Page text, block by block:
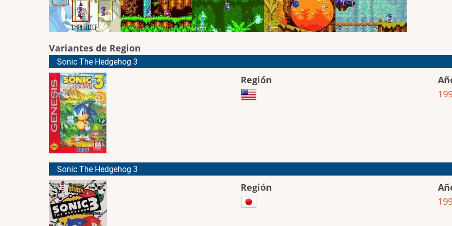
Variantes de Region
Sonic The Hedgehog 3
Región
Sonic The Hedgehog 3
Región